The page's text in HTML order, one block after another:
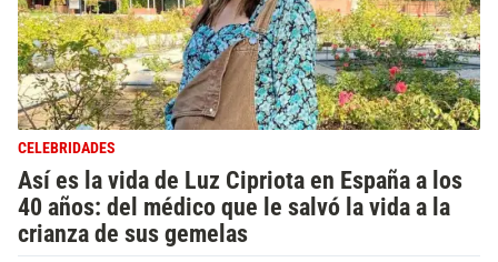
CELEBRIDADES
Así es la vida de Luz Cipriota en España a los
40 años: del médico que le salvó la vida a la
crianza de sus gemelas